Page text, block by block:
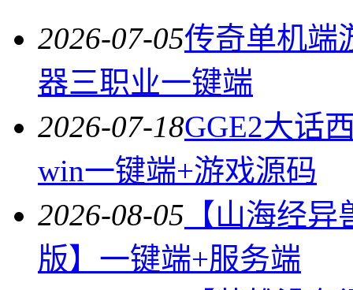
2026-07-05传奇单机端
器三职业一键端
2026-07-18GGE2大话
win一键端+游戏源码
2026-08-05 【山海经
版】一键端+服务端